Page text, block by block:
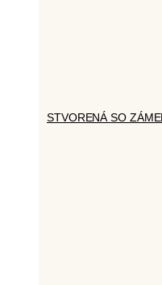
STVORENÁ SO